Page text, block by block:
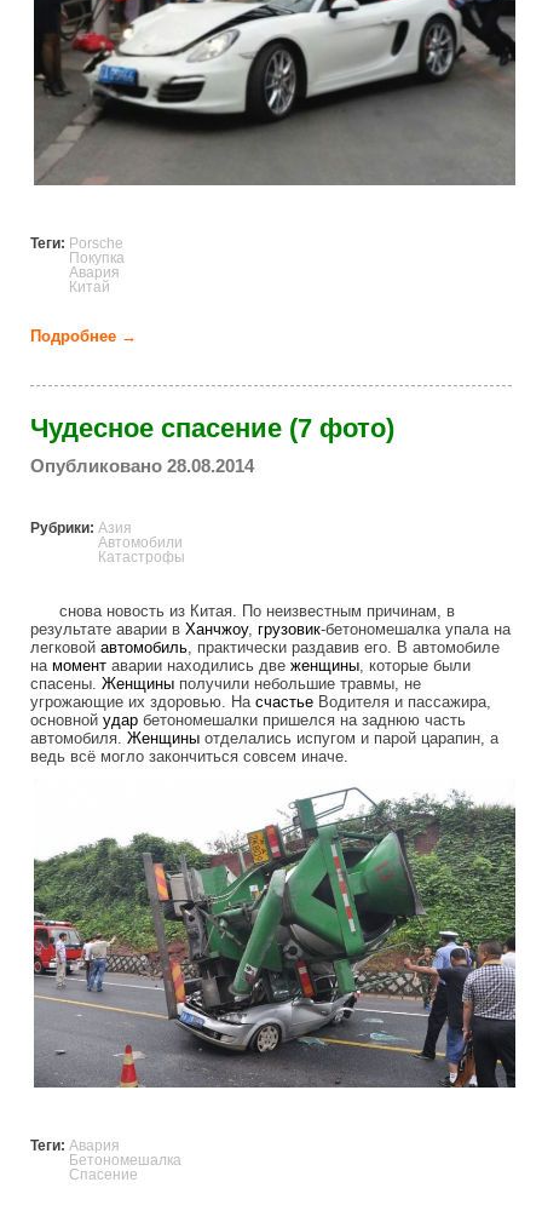
Теги: Porsche
Покупка
Авария
Китай
Подробнее →
Чудесное спасение (7 фото)
Опубликовано 28.08.2014
Рубрики: Азия
Автомобили
Катастрофы
снова новость из Китая. По неизвестным причинам, в
результате аварии в Ханчжоу, грузовик-бетономешалка упала на
легковой автомобиль, практически раздавив его. В автомобиле
на момент аварии находились две женщины, которые были
спасены. Женщины получили небольшие травмы, не
угрожающие их здоровью. На счастье Водителя и пассажира,
основной удар бетономешалки пришелся на заднюю часть
автомобиля. Женщины отделались испугом и парой царапин, а
ведь всё могло закончиться совсем иначе.
Теги: Авария
Бетономешалка
Спасение